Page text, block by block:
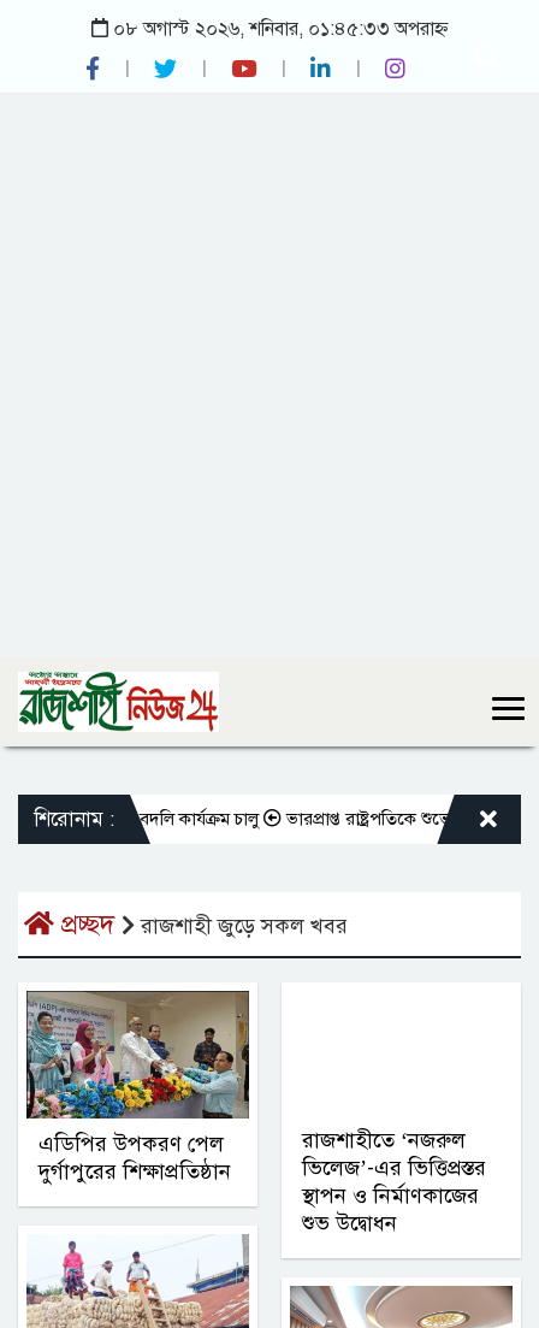
০৮ অগাস্ট ২০২৬, শনিবার, ০১:৪৫:৩৩ অপরাহ্ন
শিরোনাম :
শিক্ষকদের বদলি কার্যক্রম চালু ভারপ্রাপ্ত রাষ্ট্রপতিকে শুভেচ্ছা জানালেন
প্রচ্ছদ রাজশাহী জুড়ে সকল খবর
এডিপির উপকরণ পেল
দুর্গাপুরের শিক্ষাপ্রতিষ্ঠান
রাজশাহীতে ‘নজরুল
ভিলেজ’-এর ভিত্তিপ্রস্তর
স্থাপন ও নির্মাণকাজের
শুভ উদ্বোধন